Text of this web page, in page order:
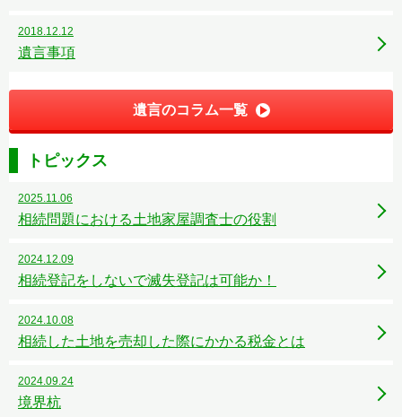
2018.12.12
遺言事項
遺言のコラム一覧
トピックス
2025.11.06
相続問題における土地家屋調査士の役割
2024.12.09
相続登記をしないで滅失登記は可能か！
2024.10.08
相続した土地を売却した際にかかる税金とは
2024.09.24
境界杭